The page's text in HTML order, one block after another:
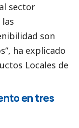
sector
son
ha explicado
Locales de
en tres